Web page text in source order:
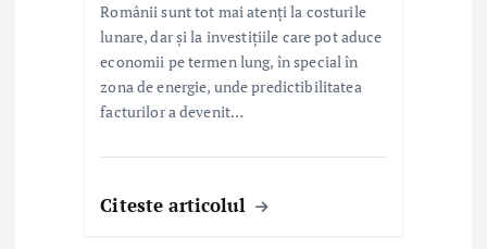
Românii sunt tot mai atenți la costurile
lunare, dar și la investițiile care pot aduce
economii pe termen lung, în special în
zona de energie, unde predictibilitatea
facturilor a devenit…
Citeste articolul